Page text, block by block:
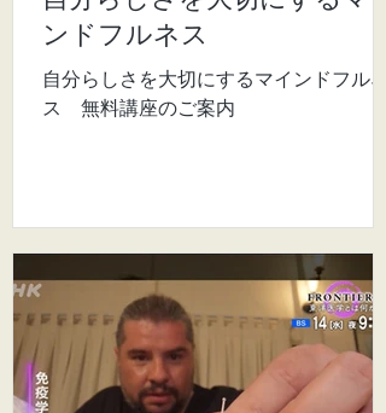
ンドフルネス
自分らしさを大切にするマインドフルネ
ス 無料講座のご案内